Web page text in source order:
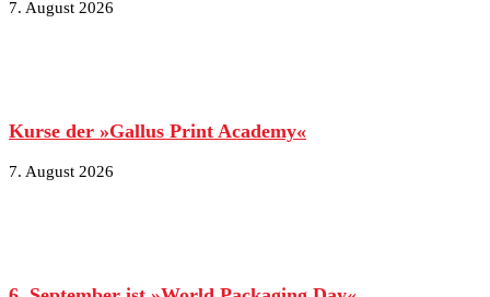
7. August 2026
Kurse der »Gallus Print Academy«
7. August 2026